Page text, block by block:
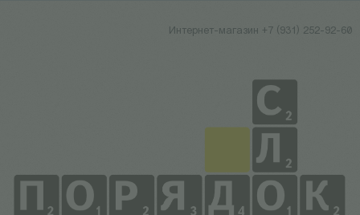
Интернет-магазин +7 (931) 252-92-60